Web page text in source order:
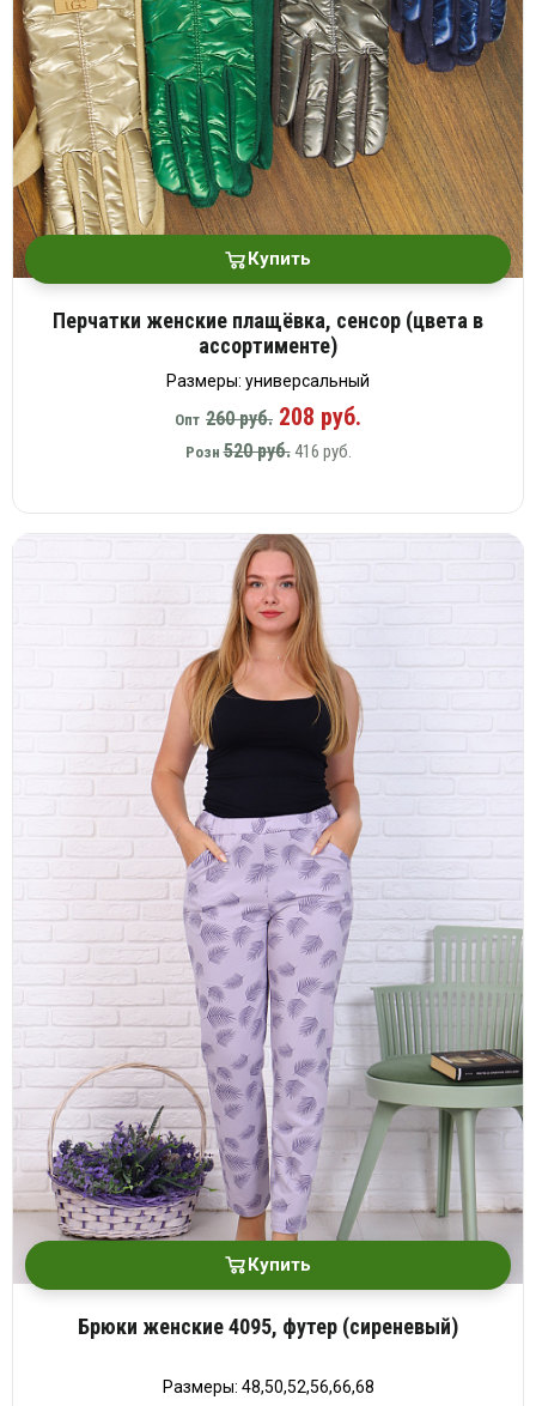
Купить
Перчатки женские плащёвка, сенсор (цвета в
ассортименте)
Размеры: универсальный
Опт 260 руб. 208 руб.
Розн 520 руб.416 руб.
Купить
Брюки женские 4095, футер (сиреневый)
Размеры: 48,50,52,56,66,68